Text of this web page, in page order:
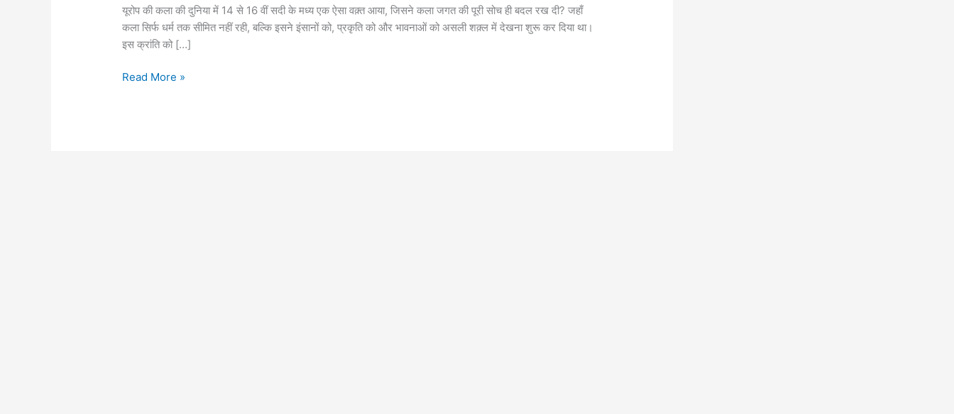
यूरोप की कला की दुनिया में 14 से 16 वीं सदी के मध्य एक ऐसा वक़्त आया, जिसने कला जगत की पूरी सोच ही बदल रख दी? जहाँ
कला सिर्फ धर्म तक सीमित नहीं रही, बल्कि इसने इंसानों को, प्रकृति को और भावनाओं को असली शक़्ल में देखना शुरू कर दिया था।
इस क्रांति को […]
में
प्रारंभिक
पुनर्जागरण
कला
Read More »